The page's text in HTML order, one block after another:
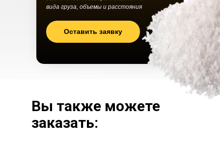
вида груза, объемы и расстояния
Оставить заявку
Вы также можете
заказать: